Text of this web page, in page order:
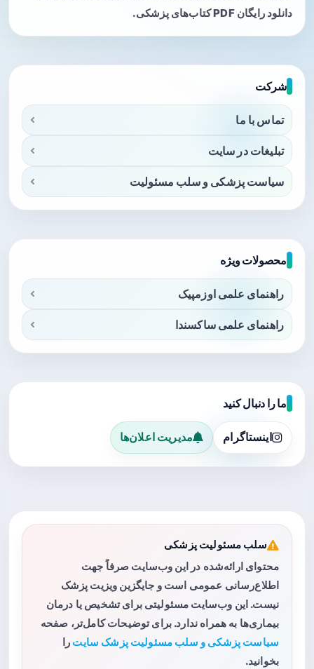
دانلود رایگان PDF کتاب‌های پزشکی.
شرکت
تماس با ما
تبلیغات در سایت
سیاست پزشکی و سلب مسئولیت
محصولات ویژه
راهنمای علمی اوزمپیک
راهنمای علمی ساکسندا
ما را دنبال کنید
اینستاگرام مدیریت اعلان‌ها
سلب مسئولیت پزشکی
محتوای ارائه‌شده در این وب‌سایت صرفاً جهت
اطلاع‌رسانی عمومی است و جایگزین ویزیت پزشک
نیست. این وب‌سایت مسئولیتی برای تشخیص یا درمان
بیماری‌ها به همراه ندارد. برای توضیحات کامل‌تر، صفحه
سیاست پزشکی و سلب مسئولیت پزشک سایت را
بخوانید.